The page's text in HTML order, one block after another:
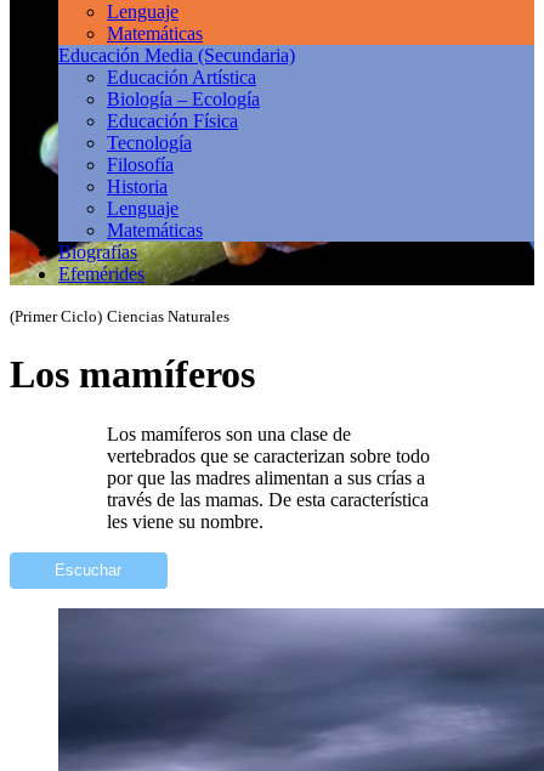
Lenguaje
Matemáticas
Educación Media (Secundaria)
Educación Artística
Biología – Ecología
Educación Física
Tecnología
Filosofía
Historia
Lenguaje
Matemáticas
Biografías
Efemérides
(Primer Ciclo) Ciencias Naturales
Los mamíferos
Los mamíferos son una clase de
vertebrados que se caracterizan sobre todo
por que las madres alimentan a sus crías a
través de las mamas. De esta característica
les viene su nombre.
Escuchar